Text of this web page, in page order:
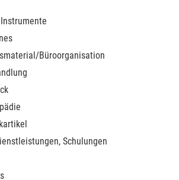
Büroorganisation
Schulungen